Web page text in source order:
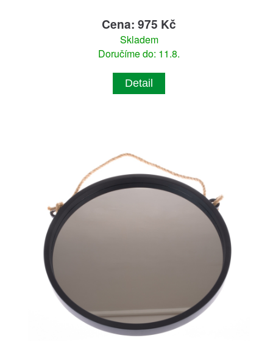
Cena: 975 Kč
Skladem
Doručíme do: 11.8.
Detail